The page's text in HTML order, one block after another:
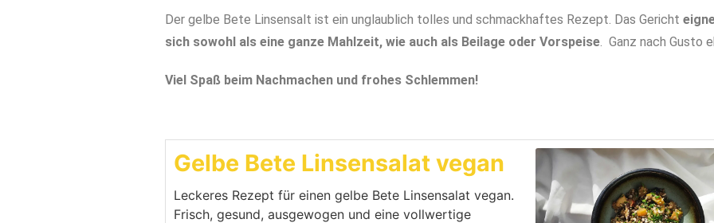
Der gelbe Bete Linsensalt ist ein unglaublich tolles und schmackhaftes Rezept. Das Gericht
sich sowohl als eine ganze Mahlzeit, wie auch als Beilage oder Vorspeise. Ganz nach Gusto
Viel Spaß beim Nachmachen und frohes Schlemmen!
Gelbe Bete Linsensalat vegan
Leckeres Rezept für einen gelbe Bete Linsensalat vegan.
Frisch, gesund, ausgewogen und eine vollwertige